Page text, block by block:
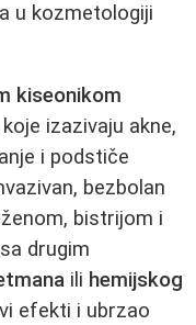
u kozmetologiji
kiseonikom
izazivaju akne,
i podstiče
bezbolan
bistrijom i
drugim
ili hemijskog
efekti i ubrzao